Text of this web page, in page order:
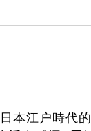
本江户時代